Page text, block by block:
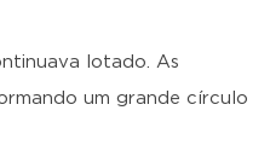
lotado. As
um grande círculo